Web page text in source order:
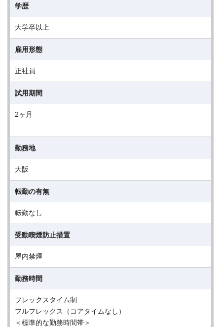
学歴
大学卒以上
雇用形態
正社員
試用期間
2ヶ月
勤務地
大阪
転勤の有無
転勤なし
受動喫煙防止措置
屋内禁煙
勤務時間
フレックスタイム制
フルフレックス（コアタイムなし）
＜標準的な勤務時間帯＞